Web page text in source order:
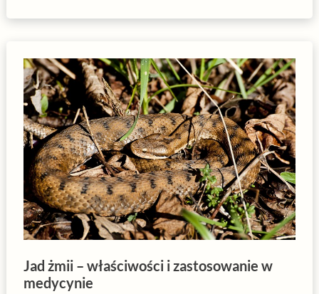
Jad żmii – właściwości i zastosowanie w
medycynie